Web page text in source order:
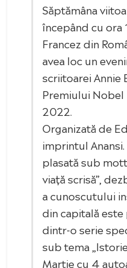
Săptămâna
începând cu
Francez din
avea loc un
scriitoarei Annie
Premiului
2022.
Organizată de
imprintul
plasată sub
viață scrisă”,
a cunoscutului
din capitală
dintr-o serie
sub tema
Martie cu 4